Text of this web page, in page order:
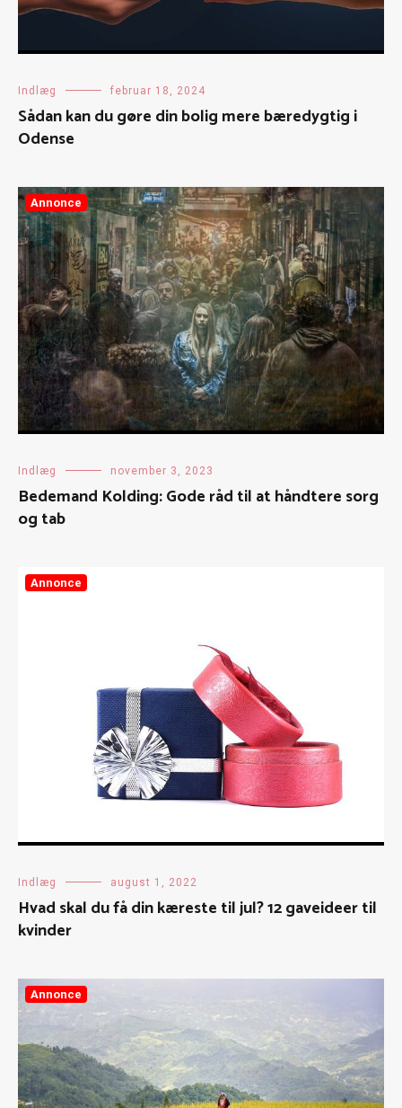
Indlæg februar 18, 2024
Sådan kan du gøre din bolig mere bæredygtig i
Odense
Annonce
Indlæg november 3, 2023
Bedemand Kolding: Gode råd til at håndtere sorg
og tab
Annonce
Indlæg august 1, 2022
Hvad skal du få din kæreste til jul? 12 gaveideer til
kvinder
Annonce